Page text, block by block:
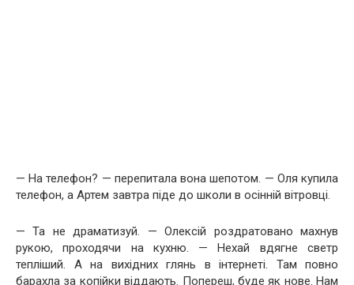
— На телефон? — перепитала вона шепотом. — Оля купила
телефон, а Артем завтра піде до школи в осінній вітровці.
— Та не драматизуй. — Олексій роздратовано махнув
рукою, проходячи на кухню. — Нехай вдягне светр
тепліший. А на вихідних глянь в інтернеті. Там повно
барахла за копійки віддають. Попереш, буде як нове. Нам